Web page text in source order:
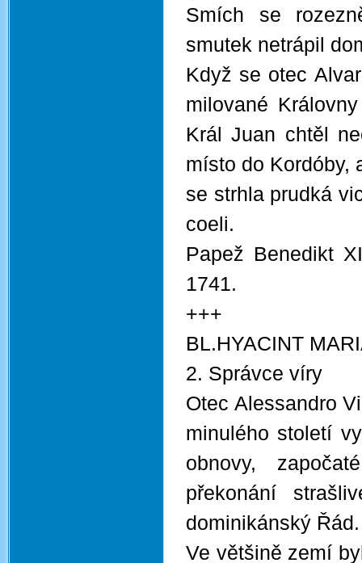
Smích se
smutek netrápil
Když se otec
milované
Král Juan chtěl
místo do Kordóby,
se strhla prudká
coeli.
Papež Benedikt
1741.
+++
BL.HYACINT
2. Správce víry
Otec Alessandro
minulého století
obnovy,
překonání
dominikánský Řád.
Ve většině zemí